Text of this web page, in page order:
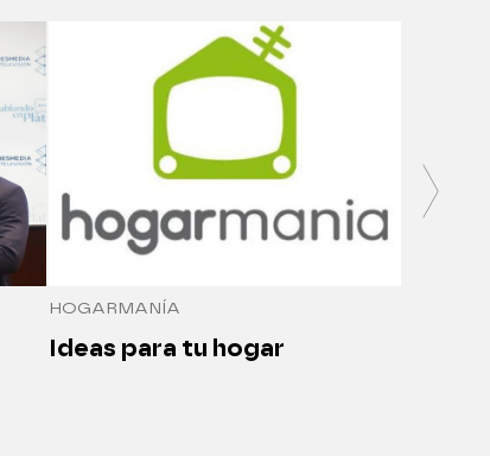
HOGARMANÍA
Ideas para tu hogar